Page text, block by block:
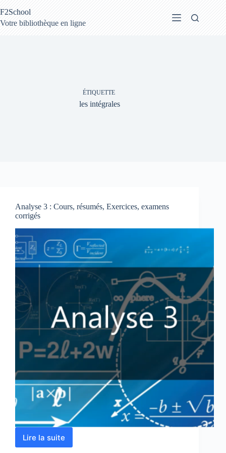
au
contenu
F2School
Votre bibliothèque en ligne
ÉTIQUETTE
les intégrales
Analyse 3 : Cours, résumés, Exercices, examens
corrigés
Lire la suite
Analyse